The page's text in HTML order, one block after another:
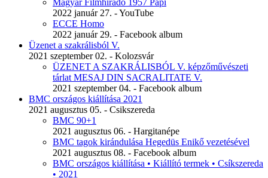
Magyar Filmhiradó 1957 Pápi
2022 január 27. - YouTube
ECCE Homo
2022 január 29. - Facebook album
Üzenet a szakrálisból V.
2021 szeptember 02. - Kolozsvár
ÜZENET A SZAKRÁLISBÓL V. képzőművészeti
tárlat MESAJ DIN SACRALITATE V.
2021 szeptember 04. - Facebook album
BMC országos kiállítása 2021
2021 augusztus 05. - Csikszereda
BMC 90+1
2021 augusztus 06. - Hargitanépe
BMC tagok kirándulása Hegedüs Enikő vezetésével
2021 augusztus 08. - Facebook album
BMC országos kiállítása • Kiállító termek • Csíkszereda
• 2021